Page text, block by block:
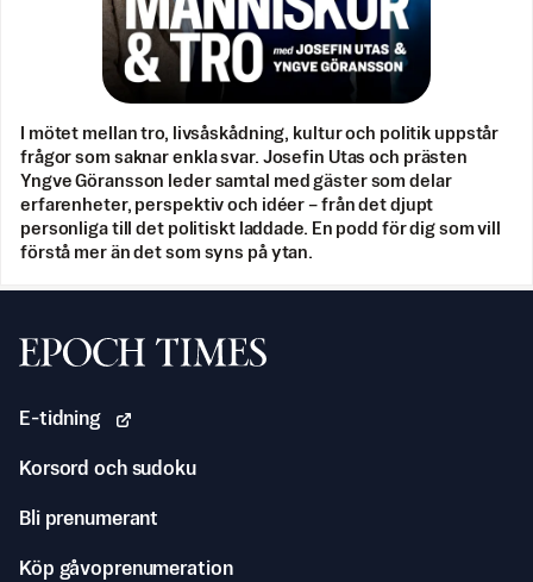
I mötet mellan tro, livsåskådning, kultur och politik uppstår
frågor som saknar enkla svar. Josefin Utas och prästen
Yngve Göransson leder samtal med gäster som delar
erfarenheter, perspektiv och idéer – från det djupt
personliga till det politiskt laddade. En podd för dig som vill
förstå mer än det som syns på ytan.
Svenska Epoch Times
E-tidning
Korsord och sudoku
Bli prenumerant
Köp gåvoprenumeration